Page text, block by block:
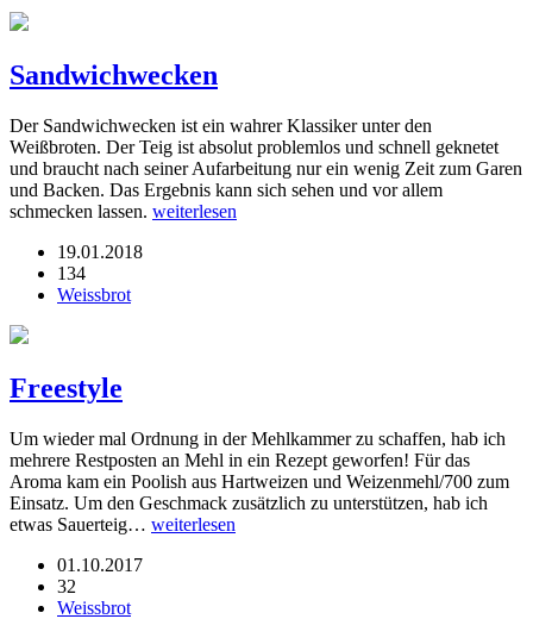
Sandwichwecken
Der Sandwichwecken ist ein wahrer Klassiker unter den
Weißbroten. Der Teig ist absolut problemlos und schnell geknetet
und braucht nach seiner Aufarbeitung nur ein wenig Zeit zum Garen
und Backen. Das Ergebnis kann sich sehen und vor allem
schmecken lassen. weiterlesen
19.01.2018
134
Weissbrot
Freestyle
Um wieder mal Ordnung in der Mehlkammer zu schaffen, hab ich
mehrere Restposten an Mehl in ein Rezept geworfen! Für das
Aroma kam ein Poolish aus Hartweizen und Weizenmehl/700 zum
Einsatz. Um den Geschmack zusätzlich zu unterstützen, hab ich
etwas Sauerteig… weiterlesen
01.10.2017
32
Weissbrot